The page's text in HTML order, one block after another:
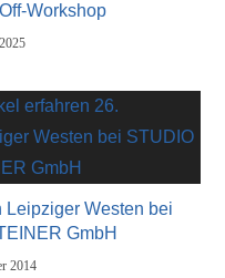
Workshop
Leipziger Westen bei
GmbH
2014